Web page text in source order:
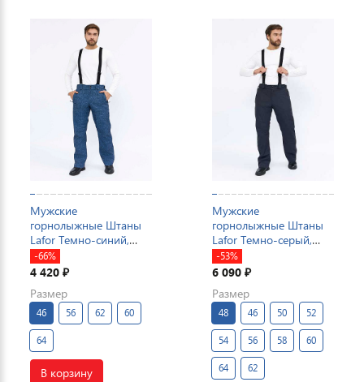
Мужские
горнолыжные Штаны
Lafor Темно-синий,
767015
-66%
4 420 ₽
Размер
46 56 62 60
64
В корзину
Мужские
горнолыжные Штаны
Lafor Темно-серый,
767014
-53%
6 090 ₽
Размер
48 46 50 52
54 56 58 60
64 62